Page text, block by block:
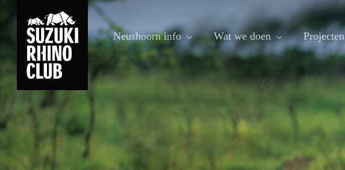
content
Neushoorn info Wat we doen Projecten